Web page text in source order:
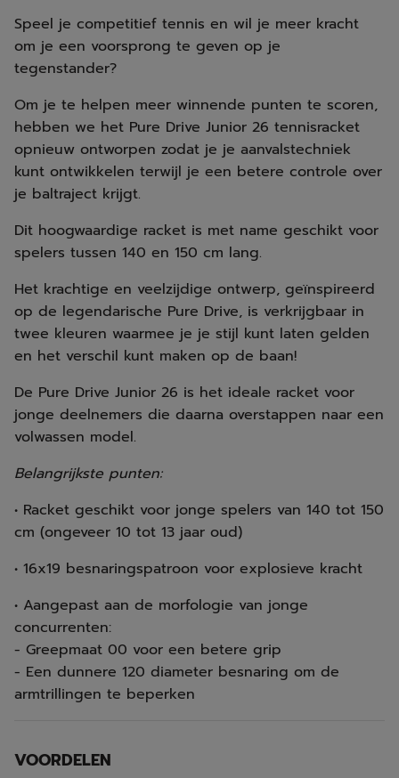
Speel je competitief tennis en wil je meer kracht
om je een voorsprong te geven op je
tegenstander?
Om je te helpen meer winnende punten te scoren,
hebben we het Pure Drive Junior 26 tennisracket
opnieuw ontworpen zodat je je aanvalstechniek
kunt ontwikkelen terwijl je een betere controle over
je baltraject krijgt.
Dit hoogwaardige racket is met name geschikt voor
spelers tussen 140 en 150 cm lang.
Het krachtige en veelzijdige ontwerp, geïnspireerd
op de legendarische Pure Drive, is verkrijgbaar in
twee kleuren waarmee je je stijl kunt laten gelden
en het verschil kunt maken op de baan!
De Pure Drive Junior 26 is het ideale racket voor
jonge deelnemers die daarna overstappen naar een
volwassen model.
Belangrijkste punten:
• Racket geschikt voor jonge spelers van 140 tot 150
cm (ongeveer 10 tot 13 jaar oud)
• 16x19 besnaringspatroon voor explosieve kracht
• Aangepast aan de morfologie van jonge
concurrenten:
- Greepmaat 00 voor een betere grip
- Een dunnere 120 diameter besnaring om de
armtrillingen te beperken
VOORDELEN